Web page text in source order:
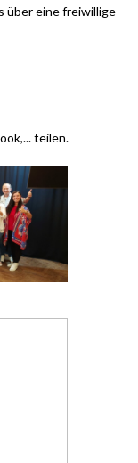
über eine freiwillige
teilen.